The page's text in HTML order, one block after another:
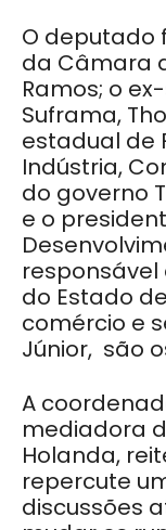
O deputado
da Câmara
Ramos; o
Suframa,
estadual de
Indústria,
do governo
e o
do Estado
comércio e
Júnior, são
A
mediadora
Holanda,
repercute
discussões